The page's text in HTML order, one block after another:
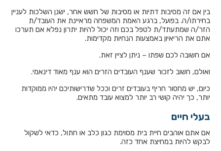
בין אם זה מסיבות דתיות או מסיבות של חשש אחר, ישנן השלכות לעניין
בחירתו/ה. בפועל, ברגע האמת המשפחה מראיינת את העובד/ת
הזר/ה שמתעתד/ת לטפל בכם וזה יכול להיות יתרון נפלא אם תערכו
אתם את הריאיון באמצעות הנחיות מקדימות.
אם חשובה לכם שפתו – ניתן לציין זאת.
ואולם, חשוב לזכור שענף העובדים הזרים הוא ענף מאוד דינאמי.
כיום, יש מחסור חריף בעובדים זרים וככל שדרישותיכם יהיו ממוקדות
יותר, כך יהיה קושי רב יותר למצוא עובד מתאים.
בעלי חיים
אם אתם אוהבים חיית בית מסוימת כגון כלב או חתול, כדאי לשקול
לבקש להיות במחיצת אחד כזה.